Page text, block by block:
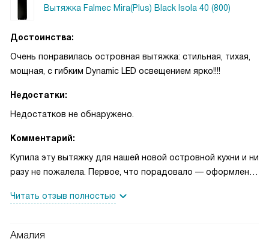
работе умеренный, особенно на средних скоростях.
идеально, никаких люфтов или скрипов. В целом, вытяжка
превзошла все ожидания — и по функциональности, и по
внешнему виду. Однозначно рекомендую!
Вытяжка Falmec Mira(Plus) Black Isola 40 (800)
Достоинства:
Очень понравилась островная вытяжка: стильная, тихая,
мощная, с гибким Dynamic LED освещением ярко!!!!
Недостатки:
Недостатков не обнаружено.
Комментарий:
Купила эту вытяжку для нашей новой островной кухни и ни
разу не пожалела. Первое, что порадовало — оформление
очень ровно и не кричит, а светодиоки дают мягкий, но
электронные кнопки удобно нажимать даже мокрыми
Читать отзыв полностью
Амалия